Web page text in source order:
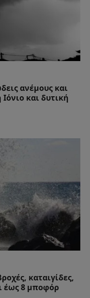
ανέμους και
και δυτική
καταιγίδες,
έως 8 μποφόρ